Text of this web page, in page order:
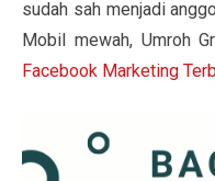
sudah sah menjadi
Mobil mewah, Umroh
Facebook Marketing